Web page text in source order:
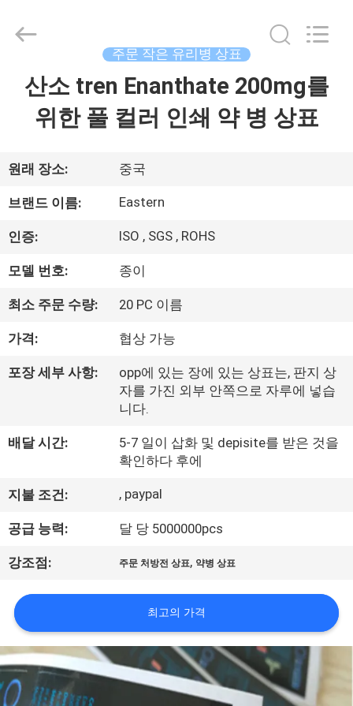
품
우
리
하
여
공
여
행
품
질
관
리
2017
Industry
주문 작은 유리병 상표
산소 tren Enanthate 200mg를
위한 풀 컬러 인쇄 약 병 상표
원래 장소: 중국
브랜드 이름: Eastern
인증: ISO , SGS , ROHS
모델 번호: 종이
최소 주문 수량: 20 PC 이름
가격: 협상 가능
포장 세부 사항:
opp에 있는 장에 있는 상표는, 판지 상
자를 가진 외부 안쪽으로 자루에 넣습
니다.
배달 시간:
5-7 일이 삽화 및 depisite를 받은 것을
확인하다 후에
지불 조건: , paypal
공급 능력: 달 당 5000000pcs
강조점: 주문 처방전 상표, 약병 상표
최고의 가격